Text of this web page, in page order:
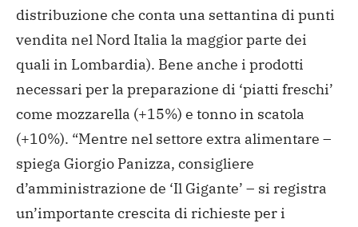
distribuzione che conta una settantina di punti
vendita nel Nord Italia la maggior parte dei
quali in Lombardia). Bene anche i prodotti
necessari per la preparazione di ‘piatti freschi’
come mozzarella (+15%) e tonno in scatola
(+10%). “Mentre nel settore extra alimentare –
spiega Giorgio Panizza, consigliere
d’amministrazione de ‘Il Gigante’ – si registra
un’importante crescita di richieste per i